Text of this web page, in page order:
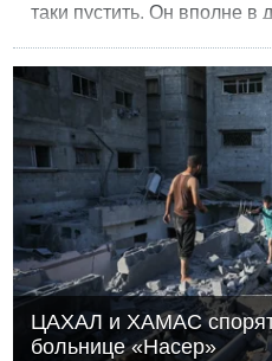
таки пустить. Он вполне в
ЦАХАЛ и ХАМАС спорят
больнице «Насер»